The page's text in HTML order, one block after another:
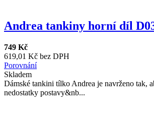
Andrea tankiny horní díl
749 Kč
619,01 Kč bez DPH
Porovnání
Skladem
Dámské tankini tílko Andrea je navrženo tak,
nedostatky postavy&nb...